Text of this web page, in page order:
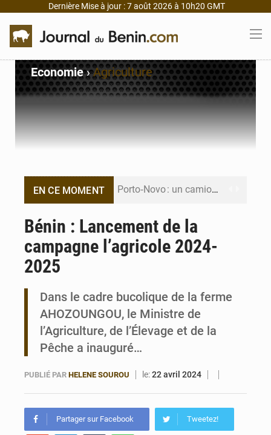
Dernière Mise à jour : 7 août 2026 à 10h20 GMT
Economie›Agriculture
EN CE MOMENT Porto‑Novo : un camion de produits pétroliers embrase Avakpa
Bénin : Le CEG La Verdure de Ouèdo fait sa mue pour la rentrée
Bénin : Lancement de la
campagne l’agricole 2024-
2025
Dans le cadre bucolique de la ferme
AHOZOUNGOU, le Ministre de
l’Agriculture, de l’Élevage et de la
Pêche a inauguré…
PUBLIÉ PAR HELENE SOUROU le:22 avril 2024
Partager sur Facebook Tweetez!